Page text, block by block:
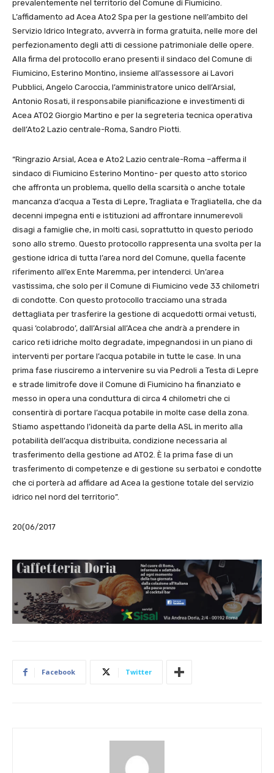
prevalentemente nel territorio del Comune di Fiumicino.
L’affidamento ad Acea Ato2 Spa per la gestione nell’ambito del
Servizio Idrico Integrato, avverrà in forma gratuita, nelle more del
perfezionamento degli atti di cessione patrimoniale delle opere.
Alla firma del protocollo erano presenti il sindaco del Comune di
Fiumicino, Esterino Montino, insieme all’assessore ai Lavori
Pubblici, Angelo Caroccia, l’amministratore unico dell’Arsial,
Antonio Rosati, il responsabile pianificazione e investimenti di
Acea ATO2 Giorgio Martino e per la segreteria tecnica operativa
dell’Ato2 Lazio centrale-Roma, Sandro Piotti.
“Ringrazio Arsial, Acea e Ato2 Lazio centrale-Roma –afferma il
sindaco di Fiumicino Esterino Montino- per questo atto storico
che affronta un problema, quello della scarsità o anche totale
mancanza d’acqua a Testa di Lepre, Tragliata e Tragliatella, che da
decenni impegna enti e istituzioni ad affrontare innumerevoli
disagi a famiglie che, in molti casi, soprattutto in questo periodo
sono allo stremo. Questo protocollo rappresenta una svolta per la
gestione idrica di tutta l’area nord del Comune, quella facente
riferimento all’ex Ente Maremma, per intenderci. Un’area
vastissima, che solo per il Comune di Fiumicino vede 33 chilometri
di condotte. Con questo protocollo tracciamo una strada
dettagliata per trasferire la gestione di acquedotti ormai vetusti,
quasi ‘colabrodo’, dall’Arsial all’Acea che andrà a prendere in
carico reti idriche molto degradate, impegnandosi in un piano di
interventi per portare l’acqua potabile in tutte le case. In una
prima fase riusciremo a intervenire su via Pedroli a Testa di Lepre
e strade limitrofe dove il Comune di Fiumicino ha finanziato e
messo in opera una conduttura di circa 4 chilometri che ci
consentirà di portare l’acqua potabile in molte case della zona.
Stiamo aspettando l’idoneità da parte della ASL in merito alla
potabilità dell’acqua distribuita, condizione necessaria al
trasferimento della gestione ad ATO2. È la prima fase di un
trasferimento di competenze e di gestione su serbatoi e condotte
che ci porterà ad affidare ad Acea la gestione totale del servizio
idrico nel nord del territorio”.
20(06/2017
Facebook Twitter